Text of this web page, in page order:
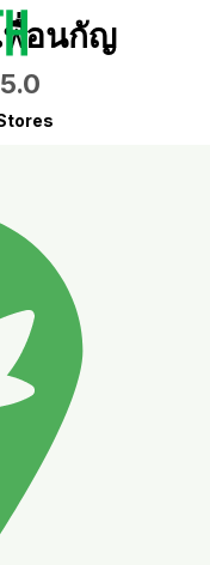
พื่อนกัญ
5.0